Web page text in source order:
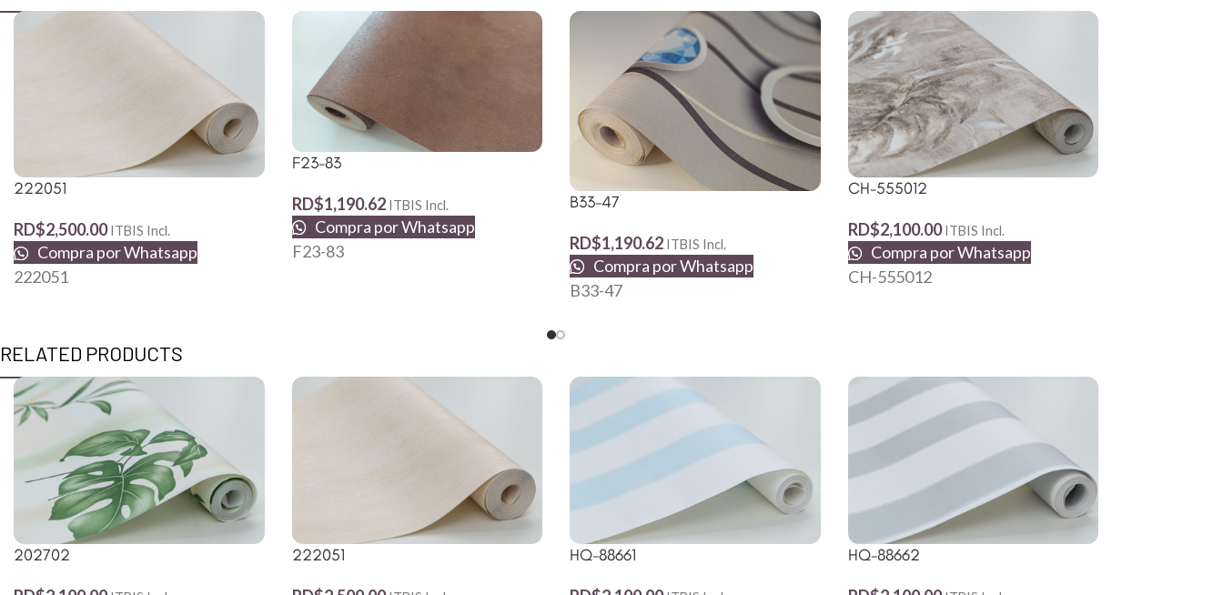
222051
RD$2,500.00 ITBIS Incl.
Compra por Whatsapp
222051
F23-83
RD$1,190.62 ITBIS Incl.
Compra por Whatsapp
F23-83
B33-47
RD$1,190.62 ITBIS Incl.
Compra por Whatsapp
B33-47
CH-555012
RD$2,100.00 ITBIS Incl.
Compra por Whatsapp
CH-555012
RELATED PRODUCTS
202702 222051 HQ-88661 HQ-88662